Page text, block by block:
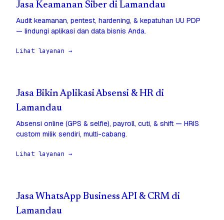
Jasa Keamanan Siber di Lamandau
Audit keamanan, pentest, hardening, & kepatuhan UU PDP
— lindungi aplikasi dan data bisnis Anda.
Lihat layanan →
Jasa Bikin Aplikasi Absensi & HR di
Lamandau
Absensi online (GPS & selfie), payroll, cuti, & shift — HRIS
custom milik sendiri, multi-cabang.
Lihat layanan →
Jasa WhatsApp Business API & CRM di
Lamandau